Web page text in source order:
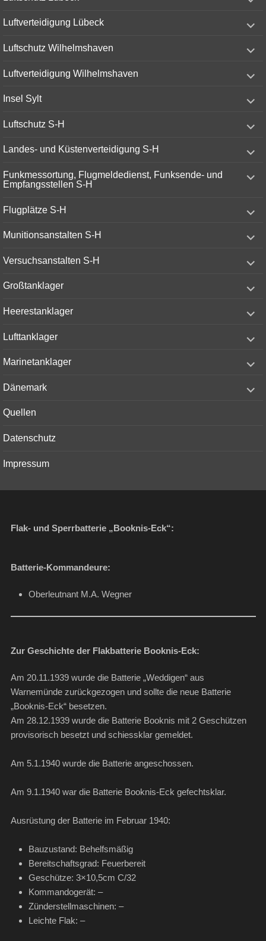
Luftverteidigung Lübeck
child
Luftschutz Wilhelmshaven
child
Luftverteidigung Wilhelmshaven
child
Insel Sylt
child
Luftschutz S-H
child
Landes- und Küstenverteidigung S-H
child
Funkmessortung, Flugmeldedienst, Funksende- und
Empfangsstellen S-H
child
Flugplätze S-H
child
Munitionsanstalten S-H
child
Versuchsanstalten S-H
child
Großtanklager
child
Heerestanklager
child
Lufttanklager
child
Marinetanklager
child
Dänemark
child
Quellen
Datenschutz
Impressum
Flak- und Sperrbatterie „Booknis-Eck“:
Batterie-Kommandeure:
Oberleutnant M.A. Wegner
Zur Geschichte der Flakbatterie Booknis-Eck:
Am 20.11.1939 wurde die Batterie „Weddigen“ aus
Warnemünde zurückgezogen und sollte die neue Batterie
„Booknis-Eck“ besetzen.
Am 28.12.1939 wurde die Batterie Booknis mit 2 Geschützen
provisorisch besetzt und schiessklar gemeldet.
Am 5.1.1940 wurde die Batterie angeschossen.
Am 9.1.1940 war die Batterie Booknis-Eck gefechtsklar.
Ausrüstung der Batterie im Februar 1940:
Bauzustand: Behelfsmäßig
Bereitschaftsgrad: Feuerbereit
Geschütze: 3×10,5cm C/32
Kommandogerät: –
Zünderstellmaschinen: –
Leichte Flak: –